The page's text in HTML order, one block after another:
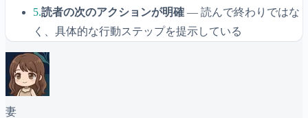
5.読者の次のアクションが明確 — 読んで終わりではな
く、具体的な行動ステップを提示している
妻